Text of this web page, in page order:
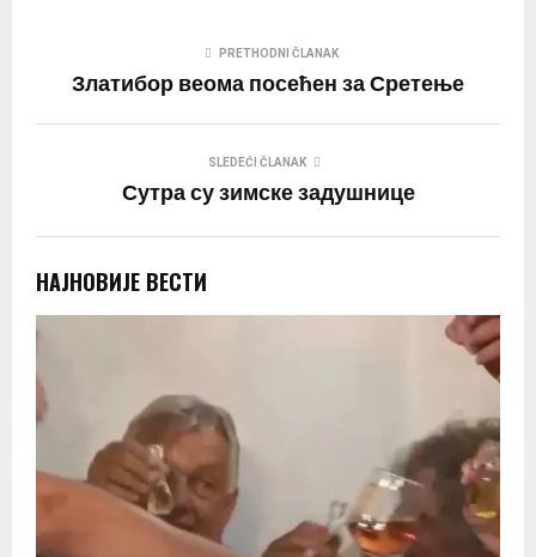
PRETHODNI ČLANAK
Златибор веома посећен за Сретење
SLEDEĆI ČLANAK
Сутра су зимске задушнице
НАЈНОВИЈЕ ВЕСТИ